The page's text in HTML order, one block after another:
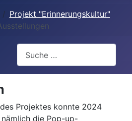
Projekt "Erinnerungskultur"
Projektes konnte 2024
die Pop-up-